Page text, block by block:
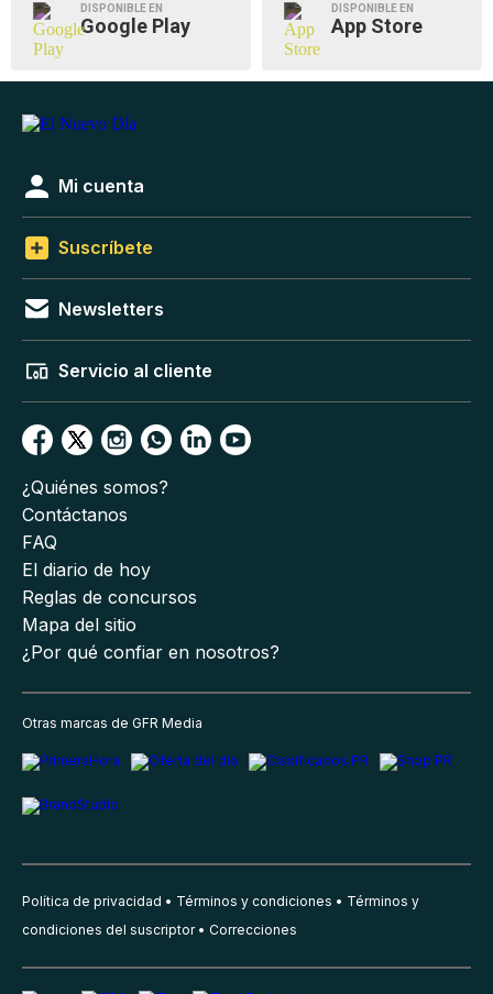
DISPONIBLE EN
Google Play
DISPONIBLE EN
App Store
Mi cuenta
Suscríbete
Newsletters
Servicio al cliente
¿Quiénes somos?
Contáctanos
FAQ
El diario de hoy
Reglas de concursos
Mapa del sitio
¿Por qué confiar en nosotros?
Otras marcas de GFR Media
Política de privacidad Términos y condiciones
Términos y
condiciones del suscriptor
Correcciones